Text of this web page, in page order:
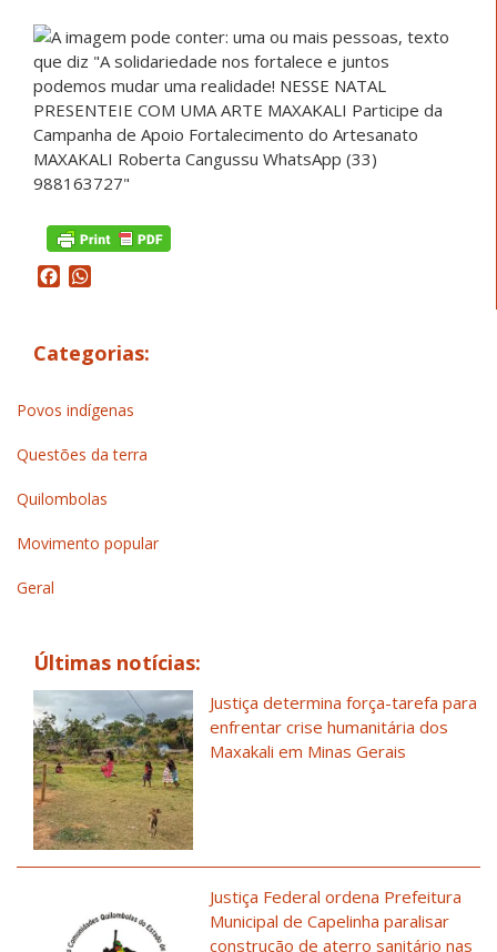
Facebook
Categorias:
Povos indígenas
Questões da terra
Quilombolas
Movimento popular
Geral
Últimas notícias:
Justiça determina força-tarefa para
enfrentar crise humanitária dos
Maxakali em Minas Gerais
Justiça Federal ordena Prefeitura
Municipal de Capelinha paralisar
construção de aterro sanitário nas